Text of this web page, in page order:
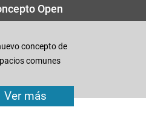
Open
concepto de
comunes
Ver más